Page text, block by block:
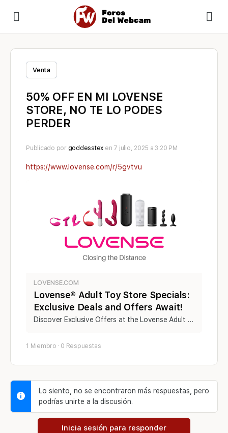
Venta
50% OFF EN MI LOVENSE
STORE, NO TE LO PODES
PERDER
Publicado por goddesstex en 7 julio, 2025 a 3:20 PM
https://www.lovense.com/r/5gvtvu
LOVENSE.COM
Lovense® Adult Toy Store Specials:
Exclusive Deals and Offers Await!
Discover Exclusive Offers at the Lovense Adult Toy Store: Your Destination for Special Deals on Top-Quality Intimate Toys. Shop and Save Today!
1 Miembro · 0 Respuestas
Lo siento, no se encontraron más respuestas, pero
podrías unirte a la discusión.
Inicia sesión para responder